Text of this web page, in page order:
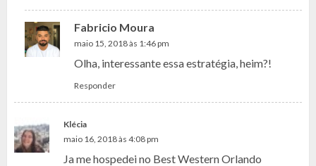
Fabricio Moura
maio 15, 2018 às 1:46 pm
Olha, interessante essa estratégia, heim?!
Responder
Klécia
maio 16, 2018 às 4:08 pm
Ja me hospedei no Best Western Orlando